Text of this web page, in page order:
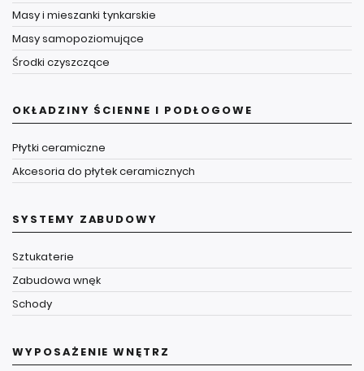
Masy i mieszanki tynkarskie
Masy samopoziomujące
Środki czyszczące
OKŁADZINY ŚCIENNE I PODŁOGOWE
Płytki ceramiczne
Akcesoria do płytek ceramicznych
SYSTEMY ZABUDOWY
Sztukaterie
Zabudowa wnęk
Schody
WYPOSAŻENIE WNĘTRZ